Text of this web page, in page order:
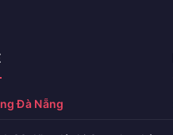
Đà Nẵng